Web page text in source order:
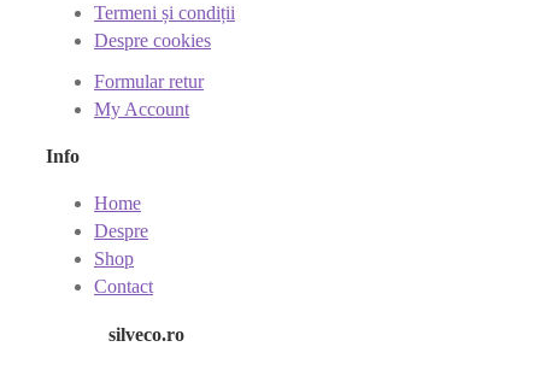
Termeni și condiții
Despre cookies
Formular retur
My Account
Info
Home
Despre
Shop
Contact
silveco.ro